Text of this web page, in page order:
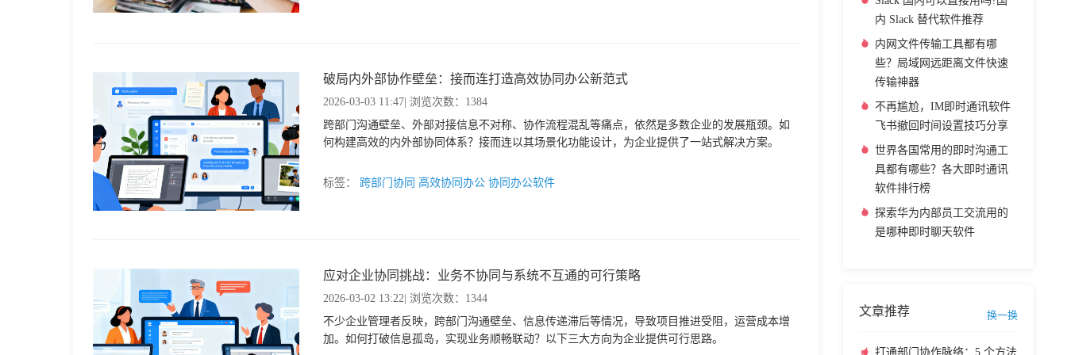
破局内外部协作壁垒：接而连打造高效协同办公新范式
2026-03-03 11:47 | 浏览次数：1384
跨部门沟通壁垒、外部对接信息不对称、协作流程混乱等痛点，依然是多数企业的发展瓶颈。如
何构建高效的内外部协同体系？接而连以其场景化功能设计，为企业提供了一站式解决方案。
标签： 跨部门协同 高效协同办公 协同办公软件
应对企业协同挑战：业务不协同与系统不互通的可行策略
2026-03-02 13:22 | 浏览次数：1344
不少企业管理者反映，跨部门沟通壁垒、信息传递滞后等情况，导致项目推进受阻，运营成本增
加。如何打破信息孤岛，实现业务顺畅联动？以下三大方向为企业提供可行思路。
内 Slack 替代软件推荐
内网文件传输工具都有哪
些？局域网远距离文件快速
传输神器
不再尴尬，IM即时通讯软件
飞书撤回时间设置技巧分享
世界各国常用的即时沟通工
具都有哪些？各大即时通讯
软件排行榜
探索华为内部员工交流用的
是哪种即时聊天软件
文章推荐 换一换
打通部门协作脉络：5 个方法